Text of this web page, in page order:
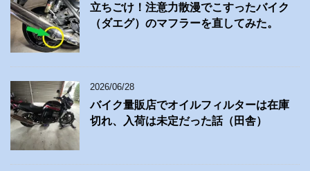
立ちごけ！注意力散漫でこすったバイク
（ダエグ）のマフラーを直してみた。
2026/06/28
バイク量販店でオイルフィルターは在庫
切れ、入荷は未定だった話（田舎）